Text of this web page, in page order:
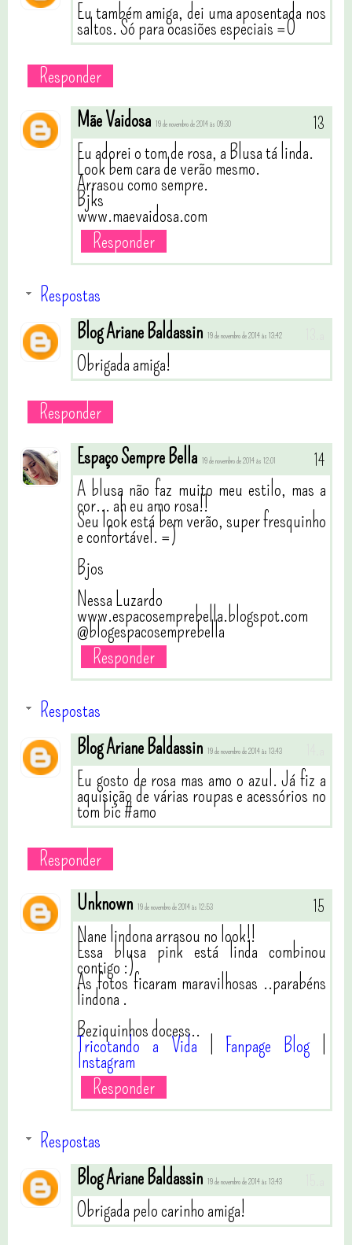
Eu também amiga, dei uma aposentada nos
saltos. Só para ocasiões especiais =0
Responder
Mãe Vaidosa
19 de novembro de 2014 às 09:30
Eu adorei o tom de rosa, a Blusa tá linda.
Look bem cara de verão mesmo.
Arrasou como sempre.
Bjks
www.maevaidosa.com
Responder
Respostas
Blog Ariane Baldassin
19 de novembro de 2014 às 13:42
Obrigada amiga!
Responder
Espaço Sempre Bella 19 de novembro de 2014 às 12:01
A blusa não faz muito meu estilo, mas a
cor... ah eu amo rosa!!
Seu look está bem verão, super fresquinho
e confortável. =)
Bjos
Nessa Luzardo
www.espacosemprebella.blogspot.com
@blogespacosemprebella
Responder
Respostas
Blog Ariane Baldassin 19 de novembro de 2014 às 13:43
Eu gosto de rosa mas amo o azul. Já fiz a
aquisição de várias roupas e acessórios no
tom bic #amo
Responder
Unknown 19 de novembro de 2014 às 12:53
Nane lindona arrasou no look!!
Essa blusa pink está linda combinou
contigo :)
As fotos ficaram maravilhosas ..parabéns
lindona .
Beziquinhos docess..
Tricotando a Vida Fanpage Blog|
Instagram
Responder
Respostas
Blog Ariane Baldassin 19 de novembro de 2014 às 13:43
Obrigada pelo carinho amiga!